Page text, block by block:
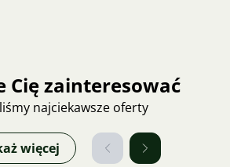
Cię zainteresować
najciekawsze oferty
więcej